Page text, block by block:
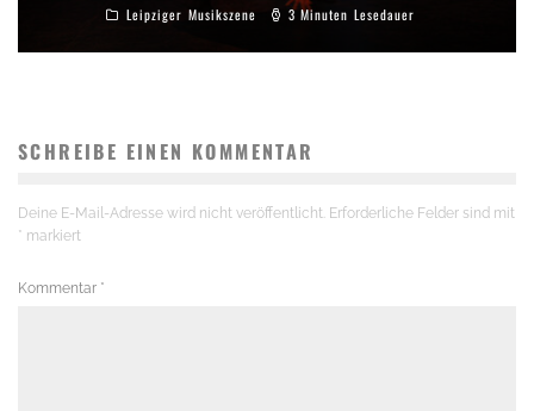
Leipziger Musikszene 3 Minuten Lesedauer
SCHREIBE EINEN KOMMENTAR
Deine E-Mail-Adresse wird nicht veröffentlicht. Erforderliche Felder sind mit
* markiert
Kommentar *